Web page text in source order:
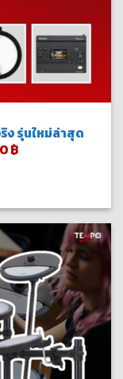
ง รุ่นใหม่ล่าสุด
.
฿Current